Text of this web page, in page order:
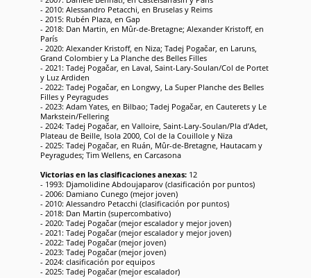
- 2010: Alessandro Petacchi, en Bruselas y Reims
- 2015: Rubén Plaza, en Gap
- 2018: Dan Martin, en Mûr-de-Bretagne; Alexander Kristoff, en
París
- 2020: Alexander Kristoff, en Niza; Tadej Pogačar, en Laruns,
Grand Colombier y La Planche des Belles Filles
- 2021: Tadej Pogačar, en Laval, Saint-Lary-Soulan/Col de Portet
y Luz Ardiden
- 2022: Tadej Pogačar, en Longwy, La Super Planche des Belles
Filles y Peyragudes
- 2023: Adam Yates, en Bilbao; Tadej Pogačar, en Cauterets y Le
Markstein/Fellering
- 2024: Tadej Pogačar, en Valloire, Saint-Lary-Soulan/Pla d’Adet,
Plateau de Beille, Isola 2000, Col de la Couillole y Niza
- 2025: Tadej Pogačar, en Ruán, Mûr-de-Bretagne, Hautacam y
Peyragudes; Tim Wellens, en Carcasona
Victorias en las clasificaciones anexas: 12
- 1993: Djamolidine Abdoujaparov (clasificación por puntos)
- 2006: Damiano Cunego (mejor joven)
- 2010: Alessandro Petacchi (clasificación por puntos)
- 2018: Dan Martin (supercombativo)
- 2020: Tadej Pogačar (mejor escalador y mejor joven)
- 2021: Tadej Pogačar (mejor escalador y mejor joven)
- 2022: Tadej Pogačar (mejor joven)
- 2023: Tadej Pogačar (mejor joven)
- 2024: clasificación por equipos
- 2025: Tadej Pogačar (mejor escalador)